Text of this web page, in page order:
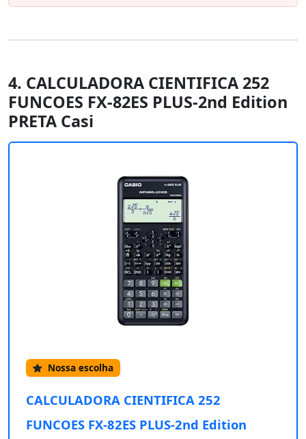
4. CALCULADORA CIENTIFICA 252
FUNCOES FX-82ES PLUS-2nd Edition
PRETA Casi
Nossa escolha
CALCULADORA CIENTIFICA 252
FUNCOES FX-82ES PLUS-2nd Edition